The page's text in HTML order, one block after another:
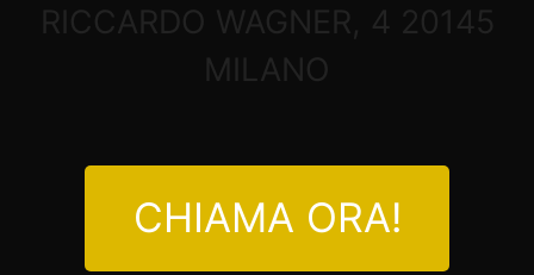
RICCARDO WAGNER, 4 20145
MILANO
CHIAMA ORA!